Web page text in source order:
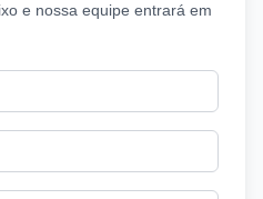
e nossa equipe entrará em